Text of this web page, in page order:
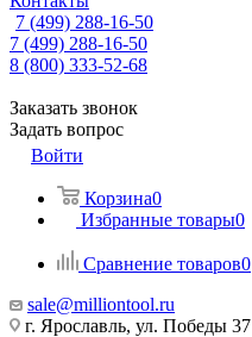
7 (499) 288-16-50
7 (499) 288-16-50
8 (800) 333-52-68
Заказать звонок
Задать вопрос
Войти
Корзина0
Избранные товары0
Сравнение товаров0
sale@milliontool.ru
г. Ярославль, ул. Победы 37